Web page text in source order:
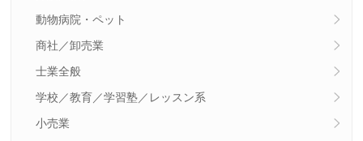
動物病院・ペット
商社／卸売業
士業全般
学校／教育／学習塾／レッスン系
小売業